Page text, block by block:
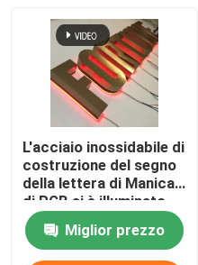
L'acciaio inossidabile di
costruzione del segno
della lettera di Manica
di RGB si è illuminato
Miglior prezzo